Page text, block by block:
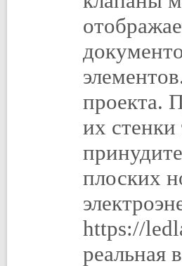
проекта.
их
плоских
https://
реальная